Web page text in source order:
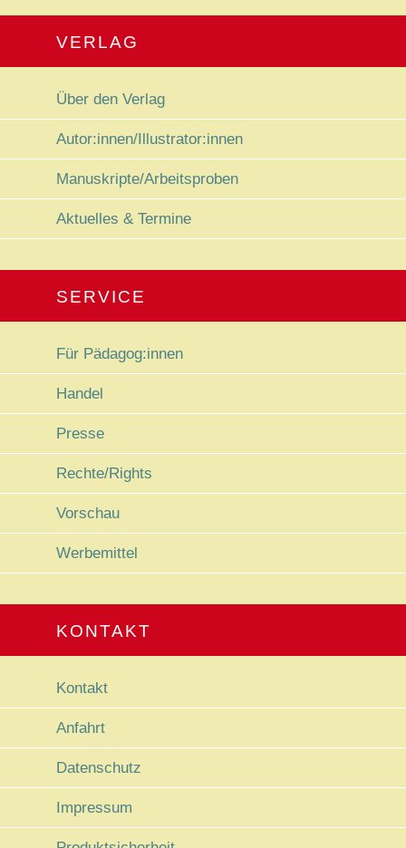
VERLAG
Navigation überspringen
Über den Verlag
Autor:innen/Illustrator:innen
Manuskripte/Arbeitsproben
Aktuelles & Termine
SERVICE
Navigation überspringen
Für Pädagog:innen
Handel
Presse
Rechte/Rights
Vorschau
Werbemittel
KONTAKT
Navigation überspringen
Kontakt
Anfahrt
Datenschutz
Impressum